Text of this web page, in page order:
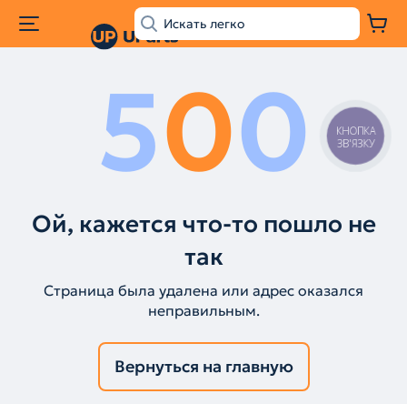
500
Ой, кажется что-то пошло не
так
Страница была удалена или адрес оказался
неправильным.
Вернуться на главную
КНОПКА
ЗВ'ЯЗКУ